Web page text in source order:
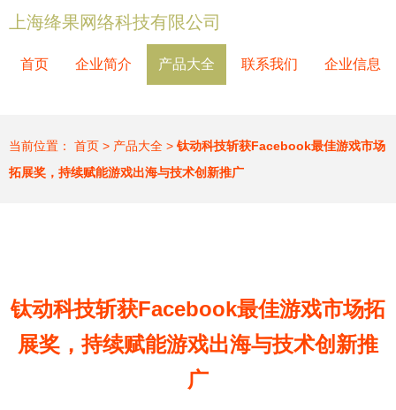
上海绛果网络科技有限公司
首页 企业简介 产品大全 联系我们 企业信息
当前位置： 首页 > 产品大全 > 钛动科技斩获Facebook最佳游戏市场
拓展奖，持续赋能游戏出海与技术创新推广
钛动科技斩获Facebook最佳游戏市场拓
展奖，持续赋能游戏出海与技术创新推
广